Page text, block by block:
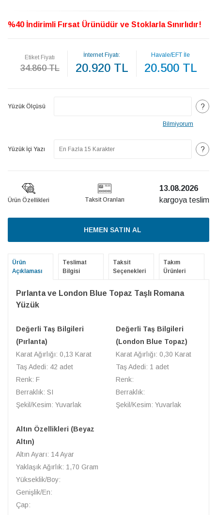
%40 İndirimli Fırsat Ürünüdür ve Stoklarla Sınırlıdır!
Etiket Fiyatı
34.860 TL
İnternet Fiyatı:
20.920 TL
Havale/EFT İle
20.500 TL
Yüzük Ölçüsü ?
Bilmiyorum
Yüzük İçi Yazı ?
Ürün Özellikleri Taksit Oranları
13.08.2026
kargoya teslim
HEMEN SATIN AL
Ürün
Açıklaması
Teslimat
Bilgisi
Taksit
Seçenekleri
Takım
Ürünleri
Pırlanta ve London Blue Topaz Taşlı Romana
Yüzük
Değerli Taş Bilgileri
(Pırlanta)
Karat Ağırlığı: 0,13 Karat
Taş Adedi: 42 adet
Renk: F
Berraklık: SI
Şekil/Kesim: Yuvarlak
Değerli Taş Bilgileri
(London Blue Topaz)
Karat Ağırlığı: 0,30 Karat
Taş Adedi: 1 adet
Renk:
Berraklık:
Şekil/Kesim: Yuvarlak
Altın Özellikleri (Beyaz
Altın)
Altın Ayarı: 14 Ayar
Yaklaşık Ağırlık: 1,70 Gram
Yükseklik/Boy:
Genişlik/En:
Çap: